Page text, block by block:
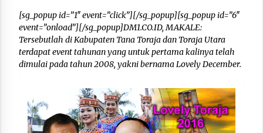
[sg_popup id=”1″ event=”click”][/sg_popup][sg_popup id=”6″
event=”onload”][/sg_popup]DM1.CO.ID, MAKALE:
Tersebutlah di Kabupaten Tana Toraja dan Toraja Utara
terdapat event tahunan yang untuk pertama kalinya telah
dimulai pada tahun 2008, yakni bernama Lovely December.